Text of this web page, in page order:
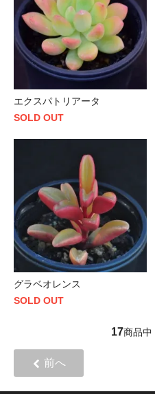
エクスパトリアータ
SOLD OUT
グラベオレンス
SOLD OUT
17商品中
前へ